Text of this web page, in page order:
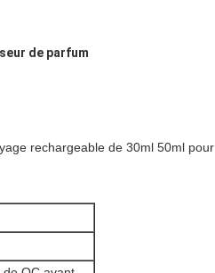
de parfum
rechargeable de 30ml 50ml pour